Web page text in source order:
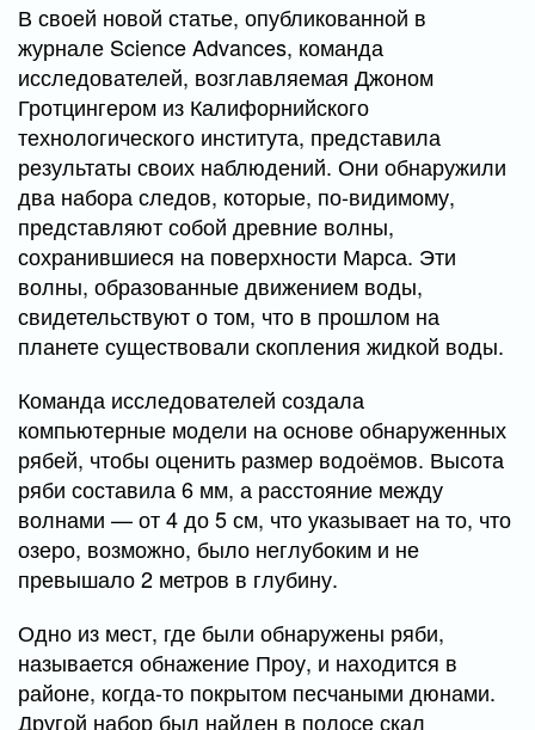
В своей новой статье, опубликованной в
журнале Science Advances, команда
исследователей, возглавляемая Джоном
Гротцингером из Калифорнийского
технологического института, представила
результаты своих наблюдений. Они обнаружили
два набора следов, которые, по-видимому,
представляют собой древние волны,
сохранившиеся на поверхности Марса. Эти
волны, образованные движением воды,
свидетельствуют о том, что в прошлом на
планете существовали скопления жидкой воды.
Команда исследователей создала
компьютерные модели на основе обнаруженных
рябей, чтобы оценить размер водоёмов. Высота
ряби составила 6 мм, а расстояние между
волнами — от 4 до 5 см, что указывает на то, что
озеро, возможно, было неглубоким и не
превышало 2 метров в глубину.
Одно из мест, где были обнаружены ряби,
называется обнажение Проу, и находится в
районе, когда-то покрытом песчаными дюнами.
Другой набор был найден в полосе скал